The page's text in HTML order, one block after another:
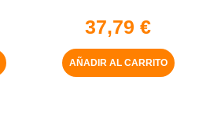
37,79 €
AÑADIR AL CARRITO